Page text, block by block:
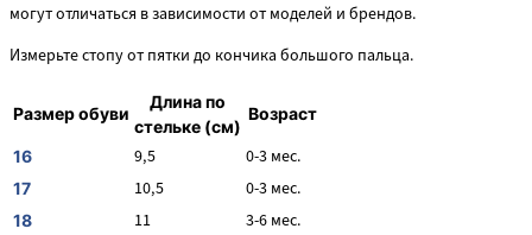
могут отличаться в зависимости от моделей и брендов.
Измерьте стопу от пятки до кончика большого пальца.
Размер обуви
Длина по
стельке (см)
Возраст
16 9,5 0-3 мес.
17 10,5 0-3 мес.
18 11 3-6 мес.